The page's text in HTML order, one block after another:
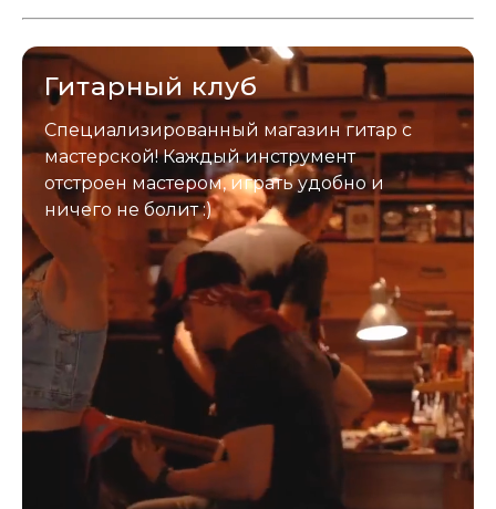
застрахован. Случись что -
Гитарный клуб
Специализированный магазин гитар с
мастерской! Каждый инструмент
отстроен мастером, играть удобно и
ничего не болит :)